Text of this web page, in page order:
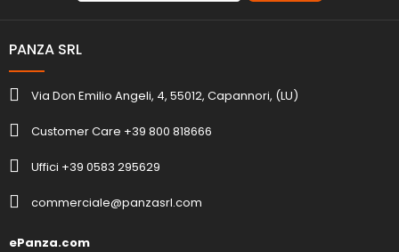
PANZA SRL
Via Don Emilio Angeli, 4, 55012, Capannori, (LU)
Customer Care +39 800 818666
Uffici +39 0583 295629
commerciale@panzasrl.com
ePanza.com